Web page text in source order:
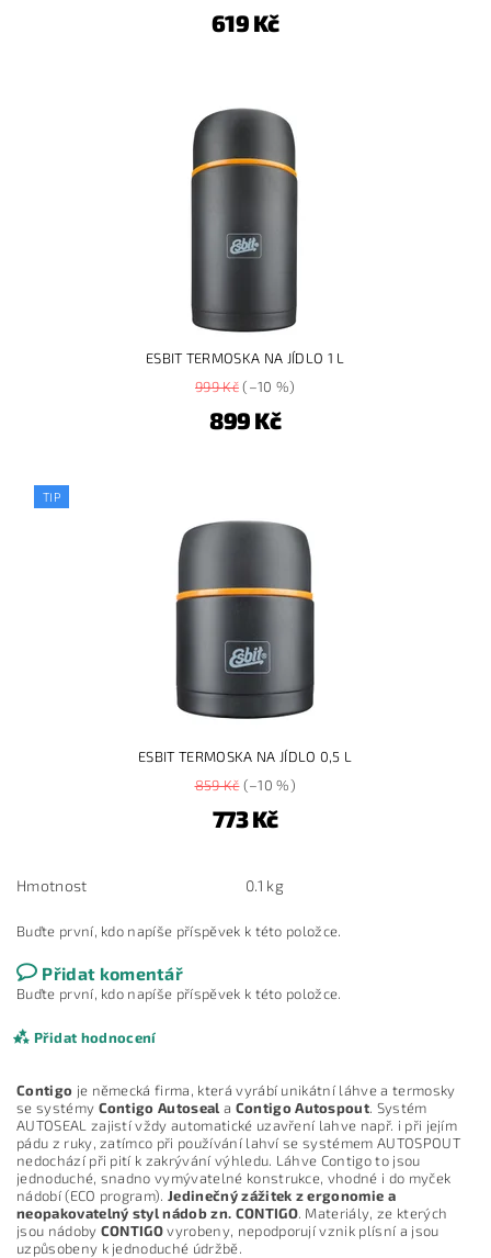
619 Kč
ESBIT TERMOSKA NA JÍDLO 1 L
999 Kč(–10 %)
899 Kč
TIP
ESBIT TERMOSKA NA JÍDLO 0,5 L
859 Kč(–10 %)
773 Kč
Hmotnost 0.1 kg
Buďte první, kdo napíše příspěvek k této položce.
Přidat komentář
Buďte první, kdo napíše příspěvek k této položce.
Přidat hodnocení
Contigo je německá firma, která vyrábí unikátní láhve a termosky
se systémy Contigo Autoseal a Contigo Autospout. Systém
AUTOSEAL zajistí vždy automatické uzavření lahve např. i při jejím
pádu z ruky, zatímco při používání lahví se systémem AUTOSPOUT
nedochází při pití k zakrývání výhledu. Láhve Contigo to jsou
jednoduché, snadno vymývatelné konstrukce, vhodné i do myček
nádobí (ECO program).Jedinečný zážitek z ergonomie a
neopakovatelný styl nádob zn. CONTIGO. Materiály, ze kterých
jsou nádoby CONTIGOvyrobeny, nepodporují vznik plísní a jsou
uzpůsobeny k jednoduché údržbě.